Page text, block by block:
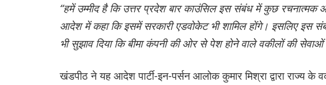
“हमें उम्मीद है कि उत्तर प्रदेश बार काउंसिल इस संबंध में कुछ
आदेश में कहा कि इसमें सरकारी एडवोकेट भी शामिल होंगे। इसलिए इस
भी सुझाव दिया कि बीमा कंपनी की ओर से पेश होने वाले वकीलों की
खंडपीठ ने यह आदेश पार्टी-इन-पर्सन आलोक कुमार मिश्रा द्वारा राज्य के